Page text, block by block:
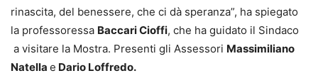
rinascita, del benessere, che ci dà speranza”, ha spiegato
la professoressa Baccari Cioffi, che ha guidato il Sindaco
a visitare la Mostra. Presenti gli Assessori Massimiliano
Natella e Dario Loffredo.